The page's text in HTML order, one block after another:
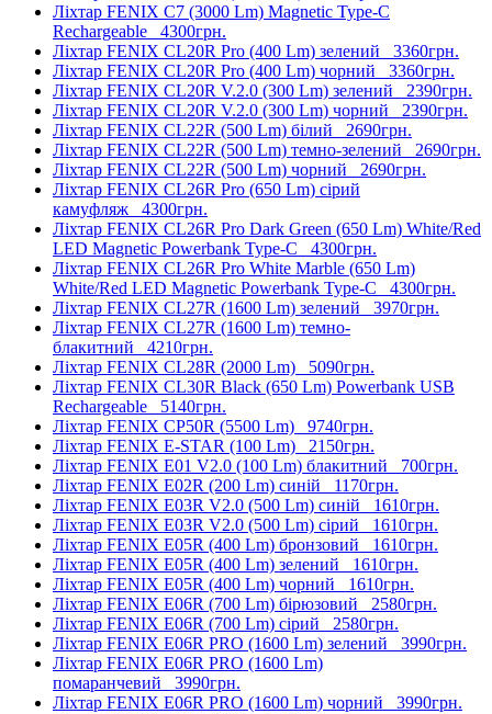
Ліхтар FENIX C7 (3000 Lm) Magnetic Type-C
Rechargeable 4300грн.
Ліхтар FENIX CL20R Pro (400 Lm) зелений 3360грн.
Ліхтар FENIX CL20R Pro (400 Lm) чорний 3360грн.
Ліхтар FENIX CL20R V.2.0 (300 Lm) зелений 2390грн.
Ліхтар FENIX CL20R V.2.0 (300 Lm) чорний 2390грн.
Ліхтар FENIX CL22R (500 Lm) білий 2690грн.
Ліхтар FENIX CL22R (500 Lm) темно-зелений 2690грн.
Ліхтар FENIX CL22R (500 Lm) чорний 2690грн.
Ліхтар FENIX CL26R Pro (650 Lm) сірий
камуфляж 4300грн.
Ліхтар FENIX CL26R Pro Dark Green (650 Lm) White/Red
LED Magnetic Powerbank Type-C 4300грн.
Ліхтар FENIX CL26R Pro White Marble (650 Lm)
White/Red LED Magnetic Powerbank Type-C 4300грн.
Ліхтар FENIX CL27R (1600 Lm) зелений 3970грн.
Ліхтар FENIX CL27R (1600 Lm) темно-
блакитний 4210грн.
Ліхтар FENIX CL28R (2000 Lm) 5090грн.
Ліхтар FENIX CL30R Black (650 Lm) Powerbank USB
Rechargeable 5140грн.
Ліхтар FENIX CP50R (5500 Lm) 9740грн.
Ліхтар FENIX E-STAR (100 Lm) 2150грн.
Ліхтар FENIX E01 V2.0 (100 Lm) блакитний 700грн.
Ліхтар FENIX E02R (200 Lm) синій 1170грн.
Ліхтар FENIX E03R V2.0 (500 Lm) синій 1610грн.
Ліхтар FENIX E03R V2.0 (500 Lm) сірий 1610грн.
Ліхтар FENIX E05R (400 Lm) бронзовий 1610грн.
Ліхтар FENIX E05R (400 Lm) зелений 1610грн.
Ліхтар FENIX E05R (400 Lm) чорний 1610грн.
Ліхтар FENIX E06R (700 Lm) бірюзовий 2580грн.
Ліхтар FENIX E06R (700 Lm) сірий 2580грн.
Ліхтар FENIX E06R PRO (1600 Lm) зелений 3990грн.
Ліхтар FENIX E06R PRO (1600 Lm)
помаранчевий 3990грн.
Ліхтар FENIX E06R PRO (1600 Lm) чорний 3990грн.